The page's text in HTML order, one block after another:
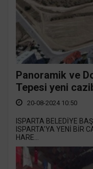
Panoramik ve
Tepesi yeni
20-08-2024 10:50
ISPARTA BELEDİYE
ISPARTA’YA YENİ BİR
HARE...